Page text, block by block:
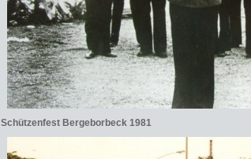
Schützenfest Bergeborbeck 1981